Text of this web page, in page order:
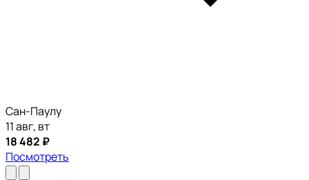
Сан-Паулу
11 авг, вт
18 482 ₽
Посмотреть